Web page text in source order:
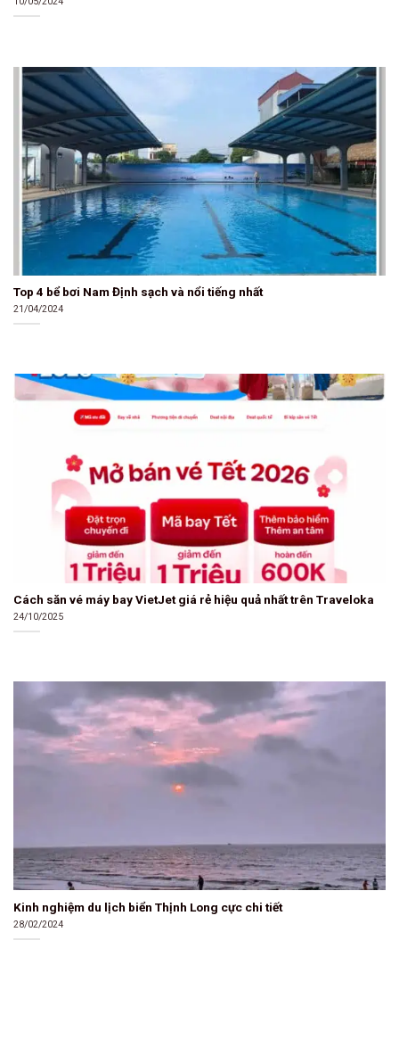
Top 4 bể bơi Nam Định sạch và nổi tiếng nhất
21/04/2024
Cách săn vé máy bay VietJet giá rẻ hiệu quả nhất trên Traveloka
24/10/2025
Kinh nghiệm du lịch biển Thịnh Long cực chi tiết
28/02/2024